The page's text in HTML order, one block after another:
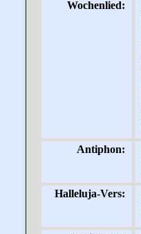
Wochenlied:
Antiphon:
Halleluja-Vers: